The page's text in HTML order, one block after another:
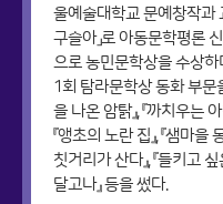
울예술대학교 문예창작과
구슬아」로 아동문학평론
으로 농민문학상을 수상
1회 탐라문학상 동화 부문
을 나온 암탉』, 『까치우는 아
『앵초의 노란 집』, 『샘마을
칫거리가 산다』, 『들키고 싶
달고나』 등을 썼다.